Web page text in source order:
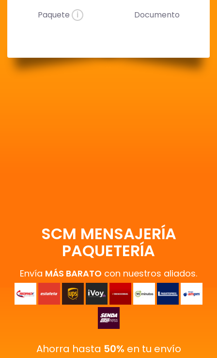
Paquete i Documento
SCM MENSAJERÍA
PAQUETERÍA
Envía MÁS BARATO con nuestros aliados.
Ahorra hasta 50% en tu envío